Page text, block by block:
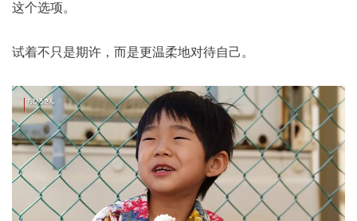
这个选项。
试着不只是期许，而是更温柔地对待自己。